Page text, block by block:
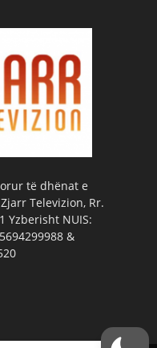
të dhënat e
Televizion, Rr.
Yzberisht NUIS:
&